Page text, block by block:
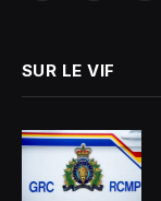
SUR LE VIF